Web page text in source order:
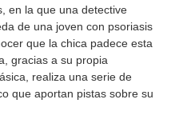
en la que una detective
de una joven con psoriasis
que la chica padece esta
gracias a su propia
realiza una serie de
que aportan pistas sobre su